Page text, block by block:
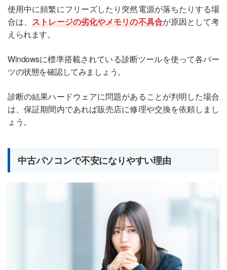
使用中に頻繁にフリーズしたり突然電源が落ちたりする場
合は、ストレージの劣化やメモリの不具合が原因として考
えられます。
Windowsに標準搭載されている診断ツールを使って各パー
ツの状態を確認してみましょう。
診断の結果ハードウェアに問題があることが判明した場合
は、保証期間内であれば販売店に修理や交換を依頼しまし
ょう。
中古パソコンで不安になりやすい理由